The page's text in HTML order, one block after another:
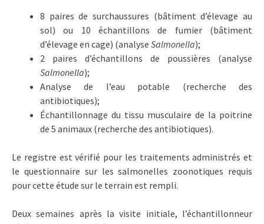
8 paires de surchaussures (bâtiment d’élevage au
sol) ou 10 échantillons de fumier (bâtiment
d’élevage en cage) (analyse Salmonella);
2 paires d’échantillons de poussières (analyse
Salmonella);
Analyse de l’eau potable (recherche des
antibiotiques);
Échantillonnage du tissu musculaire de la poitrine
de 5 animaux (recherche des antibiotiques).
Le registre est vérifié pour les traitements administrés et
le questionnaire sur les salmonelles zoonotiques requis
pour cette étude sur le terrain est rempli.
Deux semaines après la visite initiale, l’échantillonneur